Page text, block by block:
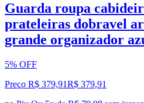
Guarda roupa
prateleiras dobravel
grande organizador
5% OFF
Preço R$ 379,91R$ 379,91